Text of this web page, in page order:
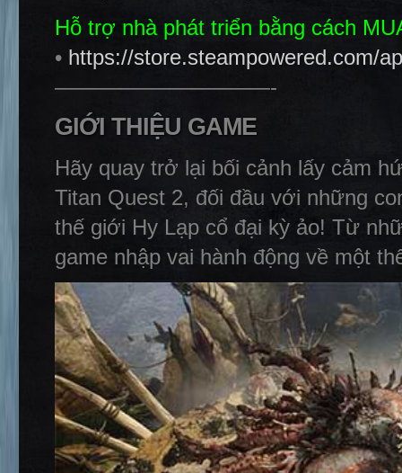
Hỗ trợ nhà phát triển bằng cách
• https://store.steampowered.com/
——————————-
GIỚI THIỆU GAME
Hãy quay trở lại bối cảnh lấy cảm
Titan Quest 2, đối đầu với những
thế giới Hy Lạp cổ đại kỳ ảo! Từ
game nhập vai hành động về một